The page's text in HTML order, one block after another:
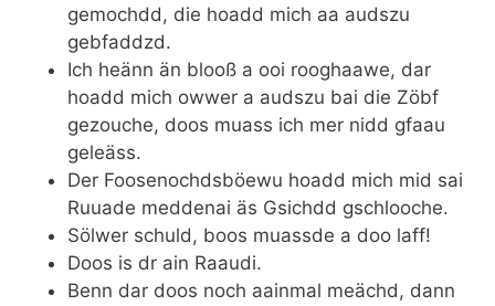
gemochdd, die hoadd mich aa audszu
gebfaddzd.
Ich heänn än blooß a ooi rooghaawe, dar
hoadd mich owwer a audszu bai die Zöbf
gezouche, doos muass ich mer nidd gfaau
geleäss.
Der Foosenochdsböewu hoadd mich mid sai
Ruuade meddenai äs Gsichdd gschlooche.
Sölwer schuld, boos muassde a doo laff!
Doos is dr ain Raaudi.
Benn dar doos noch aainmal meächd, dann